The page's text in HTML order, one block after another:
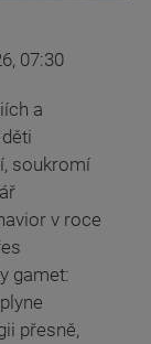
07:30
a
soukromí
v roce
gamet:
přesně,